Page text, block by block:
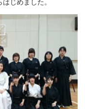
じめました。